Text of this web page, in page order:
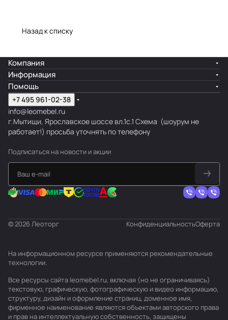
Назад к списку
Компания
Информация
Помощь
+7 495 961-02-38
info@leomebel.ru
г.Мытищи, Ярославское шоссе вл.1с.1 Схема (шоурум не
работает!) просьба уточнять по телефону
Подписаться на новости и акции
© 2026 Леоторг КонфиденциальностьОферта
На информационном ресурсе применяются рекомендательные
технологии.
Все ресурсы сайта leomebel.ru, включая (но не ограничиваясь)
текстовую, графическую, фотографическую и видео информацию,
структуру, дизайн и оформление страниц, доменное имя,
фирменное наименование являются объектами авторского права
и прав на интеллектуальную собственность, защищены